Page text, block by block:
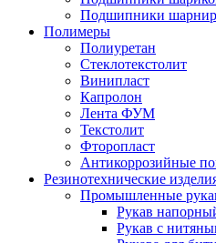
Подшипники
Полимеры
Полиуретан
Стеклотекстолит
Винипласт
Капролон
Лента ФУМ
Текстолит
Фторопласт
Антикоррозийные
Резинотехнические
Промышленные
Рукав
Рукав с